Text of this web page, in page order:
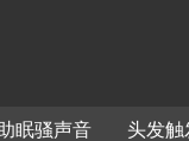
助眠骚声音 头发